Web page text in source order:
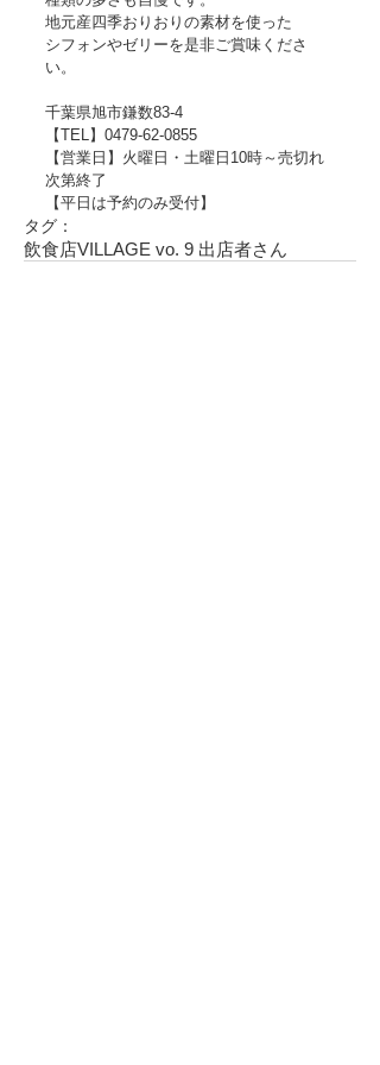
地元産四季おりおりの素材を使った
シフォンやゼリーを是非ご賞味くださ
い。
千葉県旭市鎌数83-4
【TEL】0479-62-0855
【営業日】火曜日・土曜日10時～売切れ
次第終了
【平日は予約のみ受付】
タグ：
飲食店VILLAGE vo. 9 出店者さん